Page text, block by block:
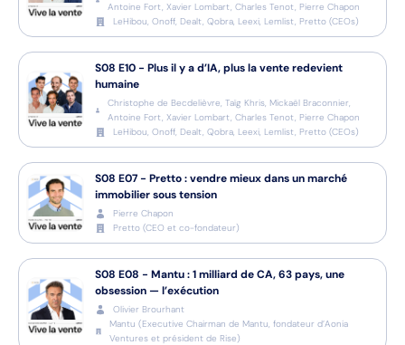
Antoine Fort, Xavier Lombart, Charles Tenot, Pierre Chapon
LeHibou, Onoff, Dealt, Qobra, Leexi, Lemlist, Pretto (CEOs)
S08 E10 - Plus il y a d’IA, plus la vente redevient
humaine
Christophe de Becdelièvre, Taïg Khris, Mickaël Braconnier,
Antoine Fort, Xavier Lombart, Charles Tenot, Pierre Chapon
LeHibou, Onoff, Dealt, Qobra, Leexi, Lemlist, Pretto (CEOs)
S08 E07 - Pretto : vendre mieux dans un marché
immobilier sous tension
Pierre Chapon
Pretto (CEO et co-fondateur)
S08 E08 - Mantu : 1 milliard de CA, 63 pays, une
obsession — l’exécution
Olivier Brourhant
Mantu (Executive Chairman de Mantu, fondateur d’Aonia
Ventures et président de Rise)